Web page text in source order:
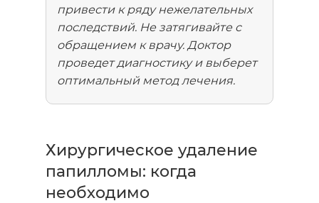
привести к ряду нежелательных
последствий. Не затягивайте с
обращением к врачу. Доктор
проведет диагностику и выберет
оптимальный метод лечения.
Хирургическое удаление
папилломы: когда
необходимо